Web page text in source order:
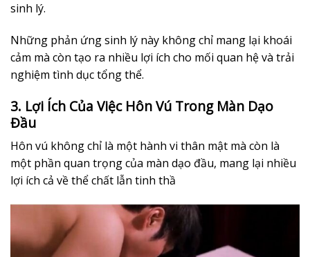
sinh lý.
Những phản ứng sinh lý này không chỉ mang lại khoái
cảm mà còn tạo ra nhiều lợi ích cho mối quan hệ và trải
nghiệm tình dục tổng thể.
3. Lợi Ích Của Việc Hôn Vú Trong Màn Dạo
Đầu
Hôn vú không chỉ là một hành vi thân mật mà còn là
một phần quan trọng của màn dạo đầu, mang lại nhiều
lợi ích cả về thể chất lẫn tinh thầ